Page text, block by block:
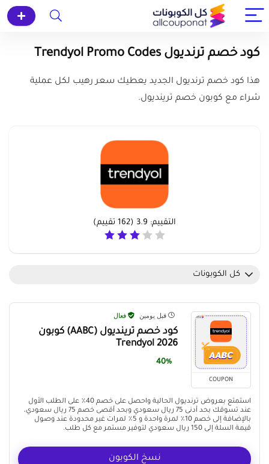
كود خصم ترنديول Trendyol Promo Codes
هذا كود خصم ترنديول الجديد يعطيك سعر رهيب لكل عملية
شراء مع كوبون خصم ترينديول.
التقييم: 3.9
(
162 تقييم)
كل الكوبونات
COUPON
قبل يومين فعال
كود خصم ترينديول (AABC) كوبون
Trendyol 2026
40%
استمتع بعروض ترنديول الحالية واحصل على خصم 40٪ على الطلب الأول
عند تسوقك بحد أدنى 75 ريال سعودي وبحد أقصى خصم 75 ريال سعودي،
بالإضافة إلى خصم 10٪ لمرة واحدة و 5٪ لمرات غير محدودة عند وصول
قيمة السلة إلى 150 ريال سعودي لتوفير مستمر مع كل طلب.
نسخ الكوبون